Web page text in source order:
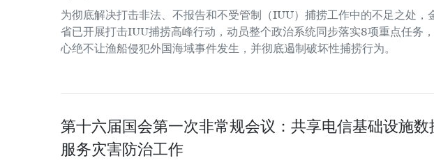
为彻底解决打击非法、不报告和不受管制（IUU）捕捞工作中的不足之处，
省已开展打击IUU捕捞高峰行动，动员整个政治系统同步落实8项重点任务
心绝不让渔船侵犯外国海域事件发生，并彻底遏制破坏性捕捞行为。
第十六届国会第一次非常规会议：共享电信基础设施数
服务灾害防治工作